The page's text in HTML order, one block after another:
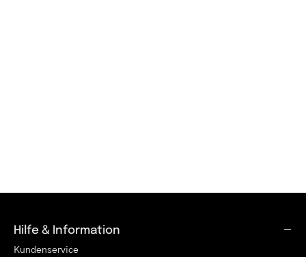
Hilfe & Information
Kundenservice